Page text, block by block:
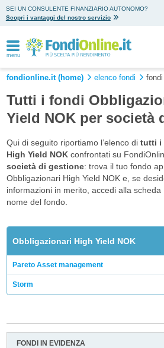
SEI UN CONSULENTE FINANZIARIO AUTONOMO?
Scopri i vantaggi del nostro servizio
menu
fondionline.it (home) elenco fondi
Tutti i fondi
Yield NOK per società
Qui di seguito riportiamo l’elenco di tutti i
High Yield NOKconfrontati su
società di gestione: trova il tuo fondo
Obbligazionari High Yield NOK e, se
informazioni in merito, accedi alla
nome del fondo.
Obbligazionari High Yield NOK
Pareto Asset management
Storm
FONDI IN EVIDENZA